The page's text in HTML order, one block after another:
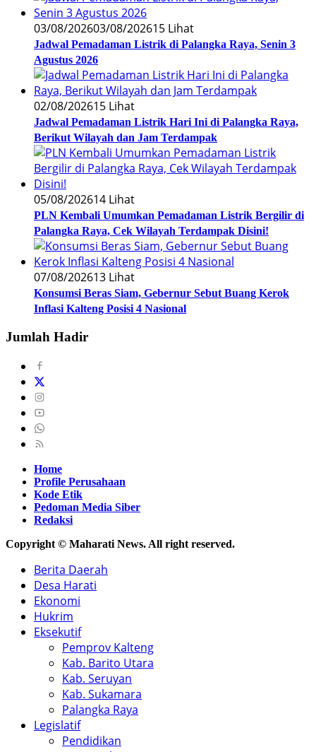
03/08/202603/08/202615 Lihat
Jadwal Pemadaman Listrik di Palangka Raya, Senin 3
Agustus 2026
02/08/202615 Lihat
Jadwal Pemadaman Listrik Hari Ini di Palangka Raya,
Berikut Wilayah dan Jam Terdampak
05/08/202614 Lihat
PLN Kembali Umumkan Pemadaman Listrik Bergilir di
Palangka Raya, Cek Wilayah Terdampak Disini!
07/08/202613 Lihat
Konsumsi Beras Siam, Gebernur Sebut Buang Kerok
Inflasi Kalteng Posisi 4 Nasional
Jumlah Hadir
Home
Profile Perusahaan
Kode Etik
Pedoman Media Siber
Redaksi
Copyright © Maharati News. All right reserved.
Berita Daerah
Desa Harati
Ekonomi
Hukrim
Eksekutif
Pemprov Kalteng
Kab. Barito Utara
Kab. Seruyan
Kab. Sukamara
Palangka Raya
Legislatif
Pendidikan